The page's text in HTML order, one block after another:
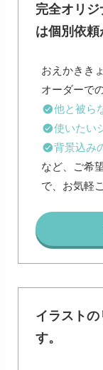
完全オリ
は個別依頼
おえかきき
他と被ら
使いたい
背景込み
など、ご希
で、お気軽
イラスト
す。